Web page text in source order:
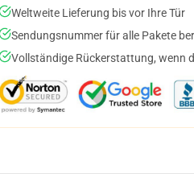
Weltweite Lieferung bis vor Ihre Tür
Sendungsnummer für alle Pakete
Vollständige Rückerstattung, wenn